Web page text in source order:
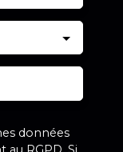
données